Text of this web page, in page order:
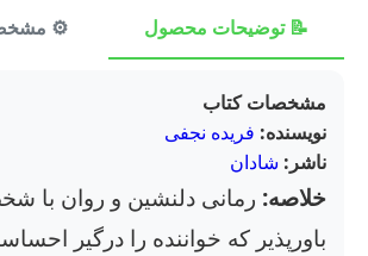
📝 توضیحات محصول ⚙️
مشخصات کتاب
نویسنده: فریده نجفی
ناشر: شادان
خلاصه: رمانی دلنشین و روان با
باورپذیر که خواننده را درگیر